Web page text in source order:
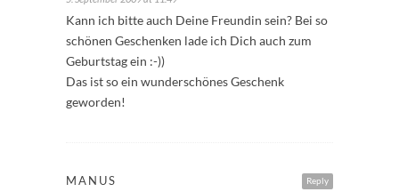
Kann ich bitte auch Deine Freundin sein? Bei so
schönen Geschenken lade ich Dich auch zum
Geburtstag ein :-))
Das ist so ein wunderschönes Geschenk
geworden!
Reply
MANUS